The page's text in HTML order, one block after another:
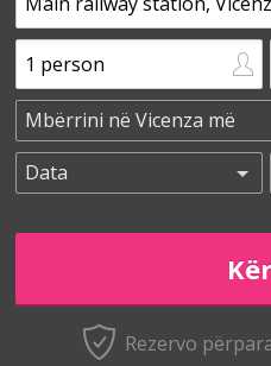
Rezervo